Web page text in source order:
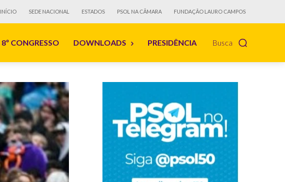
INÍCIO SEDE NACIONAL ESTADOS PSOL NA CÂMARA FUNDAÇÃO LAURO CAMPOS
Busca
8º CONGRESSO DOWNLOADS PRESIDÊNCIA